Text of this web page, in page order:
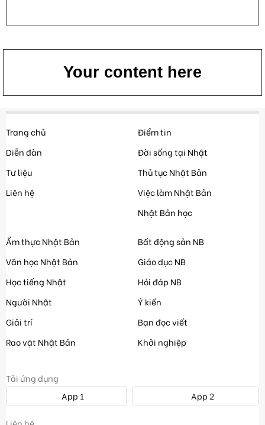
Your content here
Trang chủ
Diễn đàn
Tư liệu
Liên hệ
Điểm tin
Đời sống tại Nhật
Thủ tục Nhật Bản
Việc làm Nhật Bản
Nhật Bản học
Ẩm thực Nhật Bản
Văn học Nhật Bản
Học tiếng Nhật
Người Nhật
Giải trí
Rao vặt Nhật Bản
Bất động sản NB
Giáo dục NB
Hỏi đáp NB
Ý kiến
Bạn đọc viết
Khởi nghiệp
Tải ứng dụng
App 1
App 2